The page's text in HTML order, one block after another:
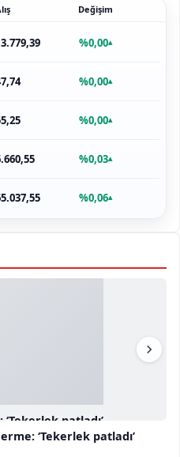
Değişim
%0,00▴
%0,00▴
%0,00▴
%0,03▴
%0,06▴
patladı’
‘Tekerlek patladı’